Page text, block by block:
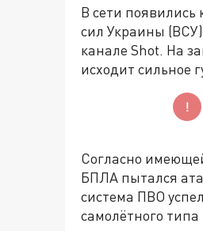
В сети
сил Украины
канале Shot. На
исходит сильное
Согласно
БПЛА пытался
система ПВО
самолётного